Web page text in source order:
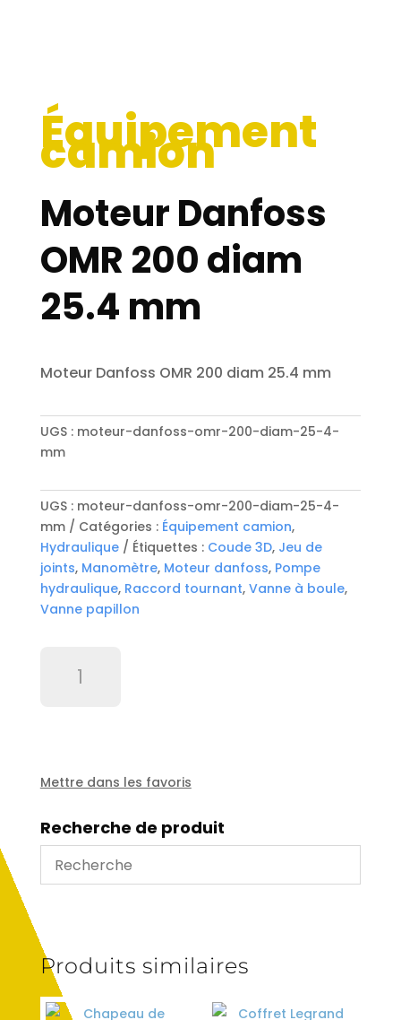
Équipement
camion
Moteur Danfoss
OMR 200 diam
25.4 mm
Moteur Danfoss OMR 200 diam 25.4 mm
UGS : moteur-danfoss-omr-200-diam-25-4-
mm
UGS : moteur-danfoss-omr-200-diam-25-4-
mm
Catégories : Équipement camion,
Hydraulique
Étiquettes : Coude 3D, Jeu de
joints, Manomètre, Moteur danfoss, Pompe
hydraulique, Raccord tournant, Vanne à boule,
Vanne papillon
diam
mm
Mettre dans les favoris
Recherche de produit
Produits similaires